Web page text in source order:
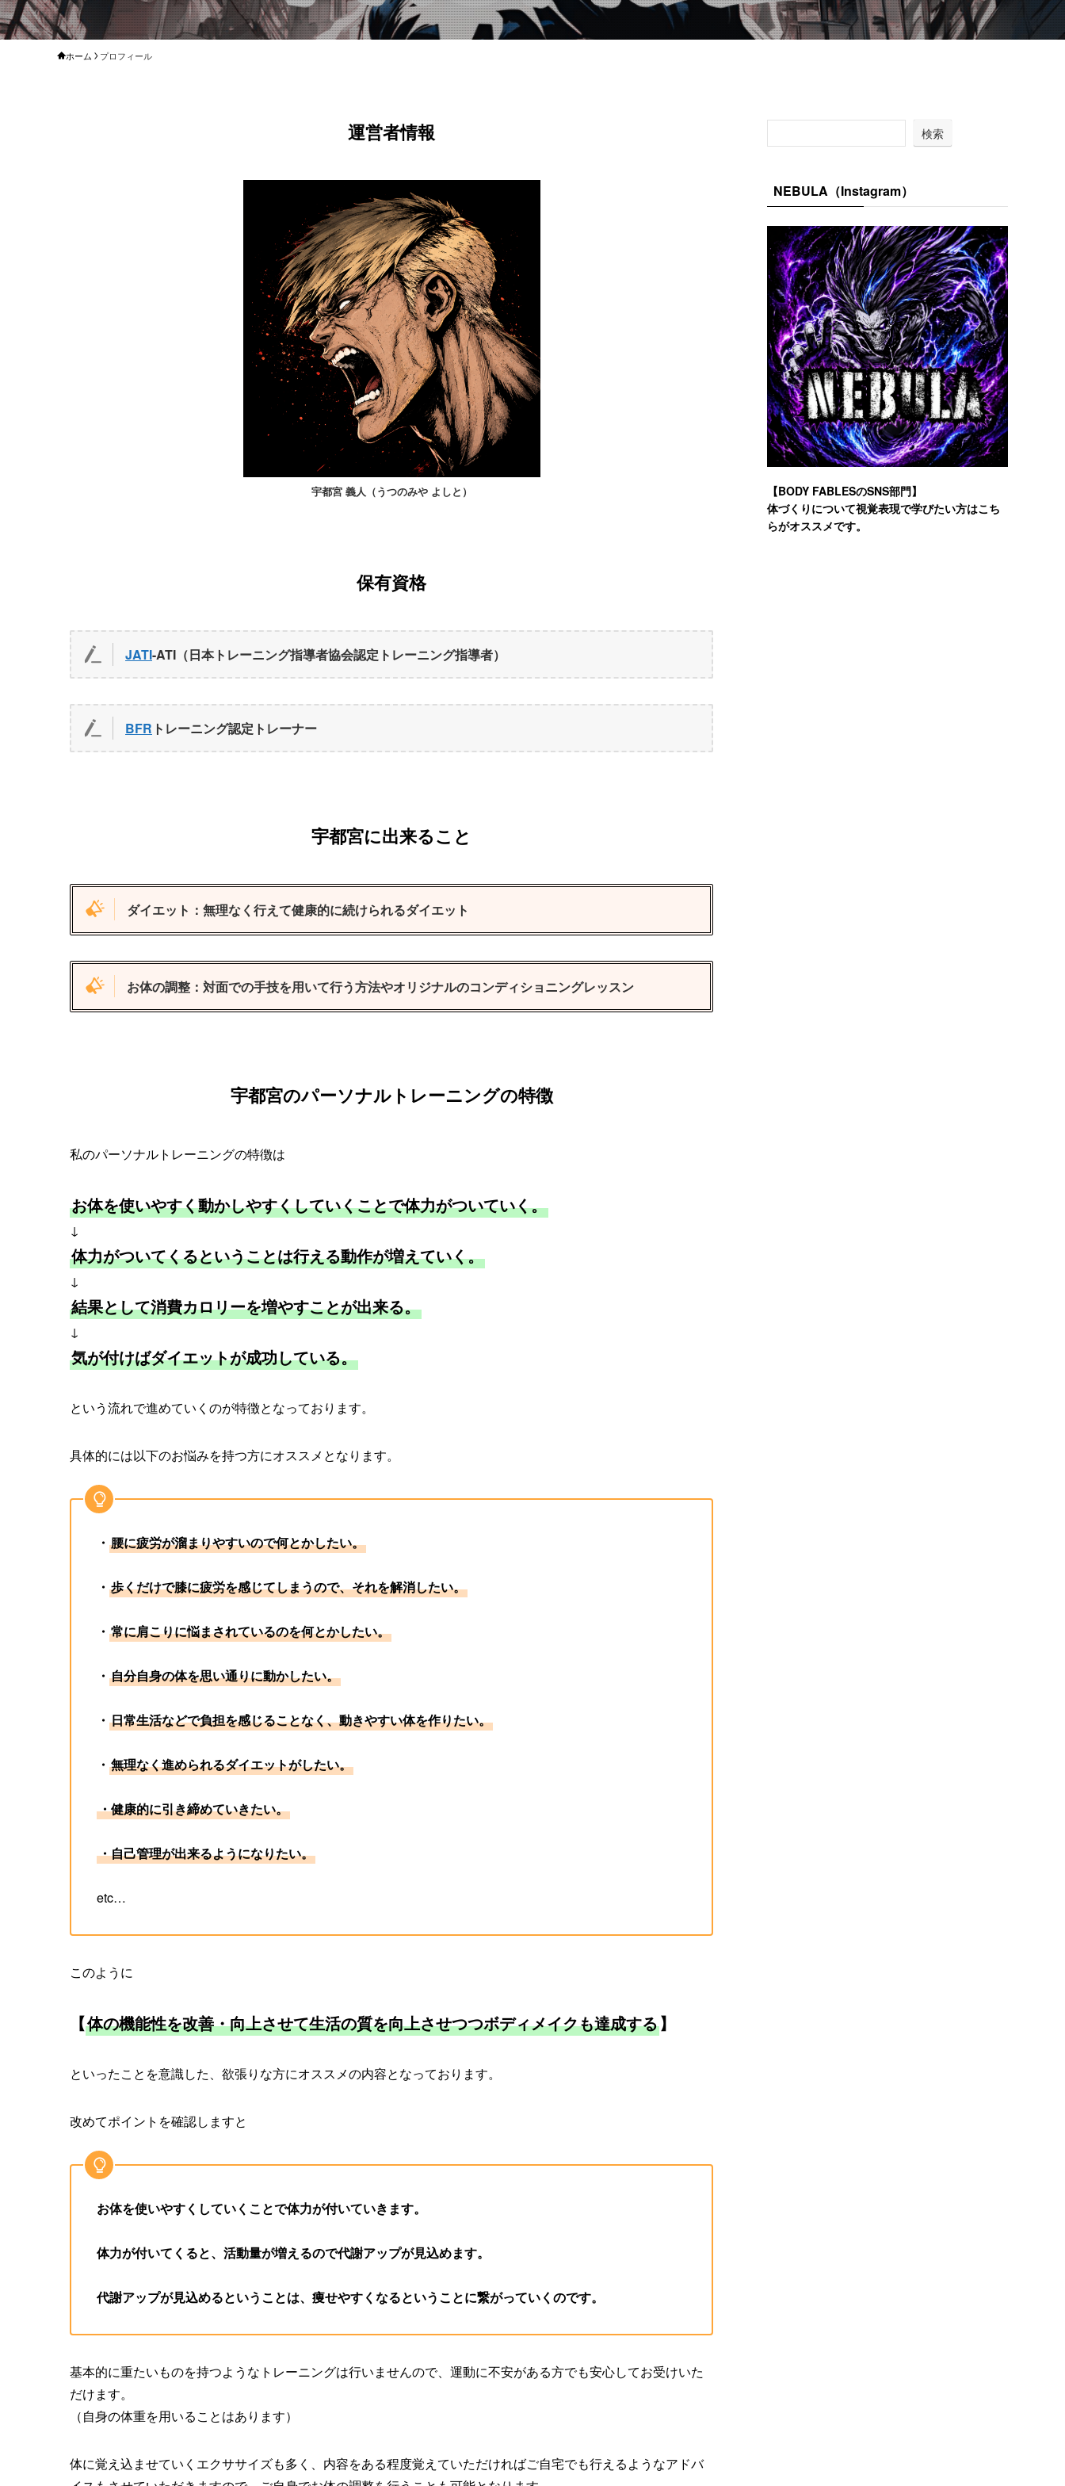
ホーム プロフィール
運営者情報
宇都宮 義人（うつのみや よしと）
保有資格
JATI-ATI（日本トレーニング指導者協会認定トレーニング指導者）
BFR トレーニング認定トレーナー
宇都宮に出来ること
ダイエット：無理なく行えて健康的に続けられるダイエット
お体の調整：対面での手技を用いて行う方法やオリジナルのコンディショニングレッスン
宇都宮のパーソナルトレーニングの特徴
私のパーソナルトレーニングの特徴は
お体を使いやすく動かしやすくしていくことで体力がついていく。
↓
体力がついてくるということは行える動作が増えていく。
↓
結果として消費カロリーを増やすことが出来る。
↓
気が付けばダイエットが成功している。
という流れで進めていくのが特徴となっております。
具体的には以下のお悩みを持つ方にオススメとなります。
・ 腰に疲労が溜まりやすいので何とかしたい。
・ 歩くだけで膝に疲労を感じてしまうので、それを解消したい。
・ 常に肩こりに悩まされているのを何とかしたい。
・ 自分自身の体を思い通りに動かしたい。
・ 日常生活などで負担を感じることなく、動きやすい体を作りたい。
・ 無理なく進められるダイエットがしたい。
・健康的に引き締めていきたい。
・自己管理が出来るようになりたい。
etc…
このように
【体の機能性を改善・向上させて生活の質を向上させつつボディメイクも達成する】
といったことを意識した、欲張りな方にオススメの内容となっております。
改めてポイントを確認しますと
お体を使いやすくしていくことで体力が付いていきます。
体力が付いてくると、活動量が増えるので代謝アップが見込めます。
代謝アップが見込めるということは、痩せやすくなるということに繋がっていくのです。
基本的に重たいものを持つようなトレーニングは行いませんので、運動に不安がある方でも安心してお受けいた
だけます。
（自身の体重を用いることはあります）
体に覚え込ませていくエクササイズも多く、内容をある程度覚えていただければご自宅でも行えるようなアドバ
検索
NEBULA（Instagram）
【BODY FABLESのSNS部門】
体づくりについて視覚表現で学びたい方はこち
らがオススメです。